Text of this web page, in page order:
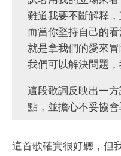
難道我要不斷解釋
而當你堅持自己的看
就是拿我們的愛來冒
我們可以解決問題，
這段歌詞反映出一
點，並擔心不妥協會
這首歌確實很好聽，但